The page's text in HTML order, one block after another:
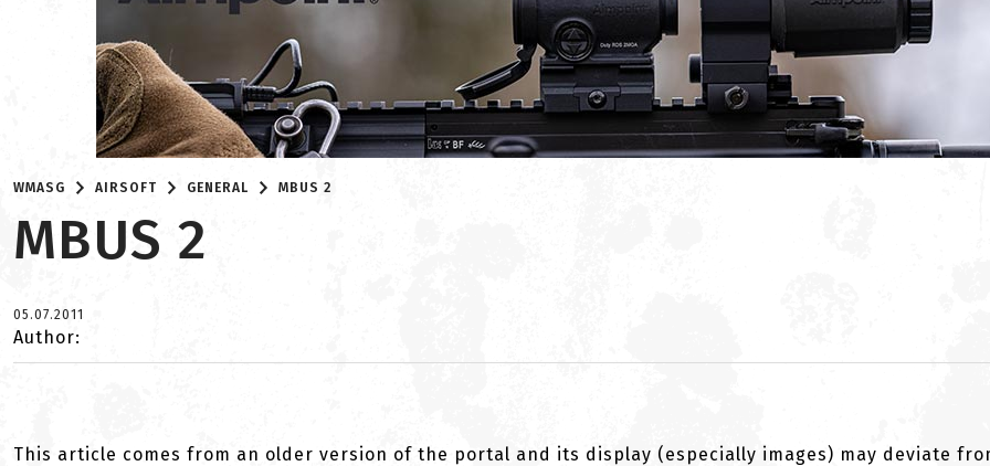
WMASG AIRSOFT GENERAL MBUS 2
MBUS 2
05.07.2011
Author:
This article comes from an older version of the portal and its display (especially images) may deviate